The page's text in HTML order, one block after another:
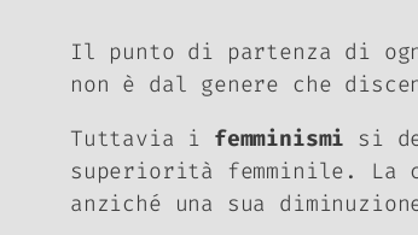
Il punto di partenza di
non è dal genere che
Tuttavia i femminismi si
superiorità femminile. La
anziché una sua